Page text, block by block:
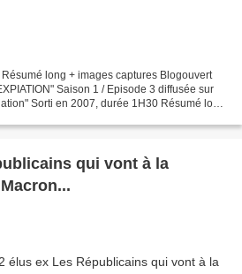
long + images captures Blogouvert
Saison 1 / Episode 3 diffusée sur
Sorti en 2007, durée 1H30 Résumé long
qui vont à la